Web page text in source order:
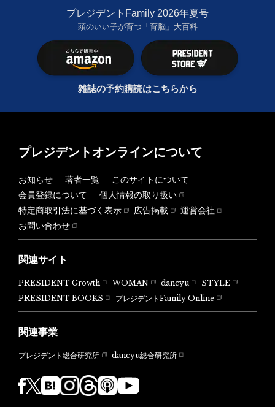
プレジデントFamily 2026年夏号
頭のいい子が育つ「育脳」大百科
雑誌の予約購読はこちらから
プレジデントオンラインについて
お知らせ 著者一覧
このサイトについて
会員登録について
個人情報の取り扱い
特定商取引法に基づく表示
広告掲載
運営会社
お問い合わせ
関連サイト
PRESIDENT Growth WOMAN dancyu
STYLE
PRESIDENT BOOKS
プレジデントFamily Online
関連事業
プレジデント総合研究所 dancyu総合研究所